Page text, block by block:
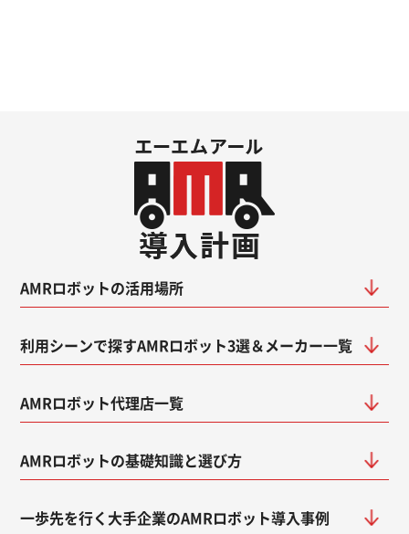
AMRロボットの活用場所
利用シーンで探すAMRロボット3選＆メーカー一覧
AMRロボット代理店一覧
AMRロボットの基礎知識と選び方
一歩先を行く大手企業のAMRロボット導入事例